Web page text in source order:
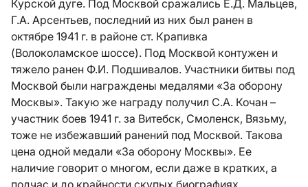
Курской дуге. Под Москвой сражались Е.Д. Мальцев,
Г.А. Арсентьев, последний из них был ранен в
октябре 1941 г. в районе ст. Крапивка
(Волоколамское шоссе). Под Москвой контужен и
тяжело ранен Ф.И. Подшивалов. Участники битвы под
Москвой были награждены медалями «За оборону
Москвы». Такую же награду получил С.А. Кочан –
участник боев 1941 г. за Витебск, Смоленск, Вязьму,
тоже не избежавший ранений под Москвой. Такова
цена одной медали «За оборону Москвы». Ее
наличие говорит о многом, если даже в кратких, а
подчас и до крайности скупых биографиях